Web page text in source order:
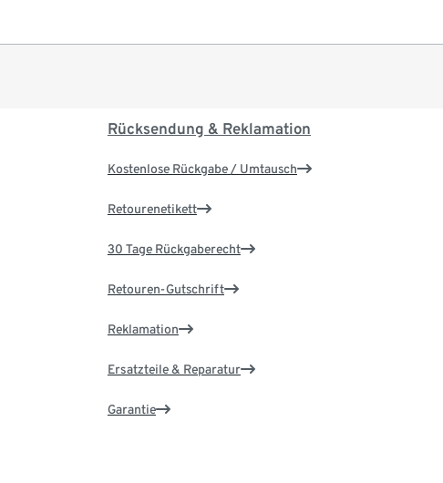
Rücksendung & Reklamation
Kostenlose Rückgabe / Umtausch
Retourenetikett
30 Tage Rückgaberecht
Retouren-Gutschrift
Reklamation
Ersatzteile & Reparatur
Garantie